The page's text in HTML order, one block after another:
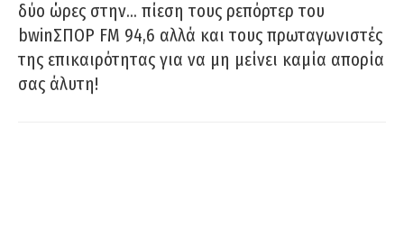
δύο ώρες στην… πίεση τους ρεπόρτερ του
bwinΣΠΟΡ FM 94,6 αλλά και τους πρωταγωνιστές
της επικαιρότητας για να μη μείνει καμία απορία
σας άλυτη!